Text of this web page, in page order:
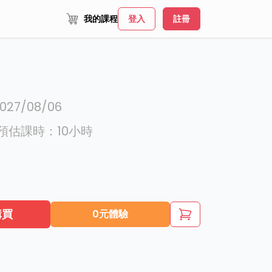
我的課程 登入 註冊
08/06
估課時： 10小時
0元體驗